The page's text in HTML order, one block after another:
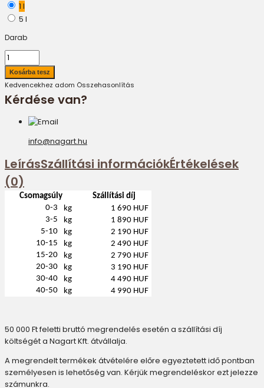
1 l
5 l
Darab
Kedvencekhez adom Összehasonlítás
Kérdése van?
info@nagart.hu
LeírásSzállítási információkÉrtékelések
(0)
Csomagsúly
Szállítási díj
0-3
kg
1 690 HUF
3-5
kg
1 890 HUF
5-10
kg
2 190 HUF
10-15
kg
2 490 HUF
15-20
kg
2 790 HUF
20-30
kg
3 190 HUF
30-40
kg
4 490 HUF
40-50
kg 4 990 HUF
50 000 Ft feletti bruttó megrendelés esetén a szállítási díj
költségét a Nagart Kft. átvállalja.
A megrendelt termékek átvételére előre egyeztetett idő pontban
személyesen is lehetőség van. Kérjük megrendeléskor ezt jelezze
számunkra.